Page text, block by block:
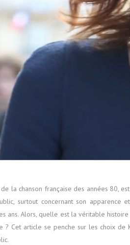
la chanson française des années 80,
surtout concernant son
ans. Alors, quelle est la véritable
? Cet article se penche sur les choix